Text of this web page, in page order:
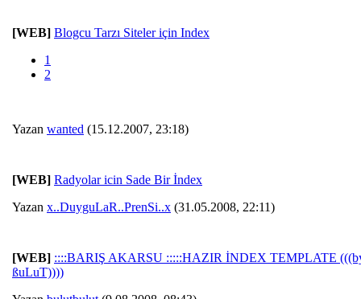
[WEB] Blogcu Tarzı Siteler için Index
1
2
Yazan wanted (15.12.2007, 23:18)
[WEB] Radyolar icin Sade Bir İndex
Yazan x..DuyguLaR..PrenSi..x (31.05.2008, 22:11)
[WEB] ::::BARIŞ AKARSU :::::HAZIR İNDEX TEMPLATE
ßuLuT))))